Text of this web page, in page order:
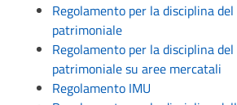
Regolamento per la disciplina
patrimoniale
Regolamento per la disciplina
patrimoniale su aree mercatali
Regolamento IMU